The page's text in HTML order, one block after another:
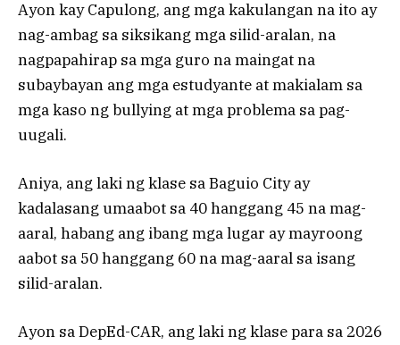
Ayon kay Capulong, ang mga kakulangan na ito ay
nag-ambag sa siksikang mga silid-aralan, na
nagpapahirap sa mga guro na maingat na
subaybayan ang mga estudyante at makialam sa
mga kaso ng bullying at mga problema sa pag-
uugali.
Aniya, ang laki ng klase sa Baguio City ay
kadalasang umaabot sa 40 hanggang 45 na mag-
aaral, habang ang ibang mga lugar ay mayroong
aabot sa 50 hanggang 60 na mag-aaral sa isang
silid-aralan.
Ayon sa DepEd-CAR, ang laki ng klase para sa 2026